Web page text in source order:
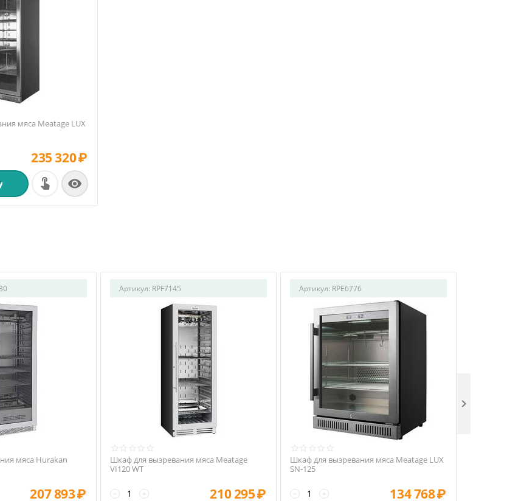
мяса Meatage LUX
235 320₽

мяса Hurakan
207 893₽
Артикул: RPF7145
Шкаф для вызревания мяса Meatage
VI120 WT
+
− 210 295₽
Артикул: RPE6776
Шкаф для вызревания мяса Meatage LUX
SN-125
+
− 134 768₽
